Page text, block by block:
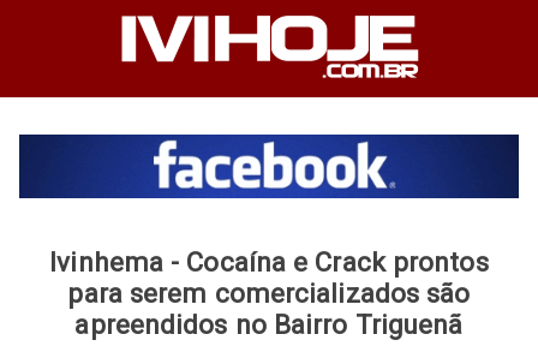
Ivinhema - Cocaína e Crack prontos
para serem comercializados são
apreendidos no Bairro Triguenã